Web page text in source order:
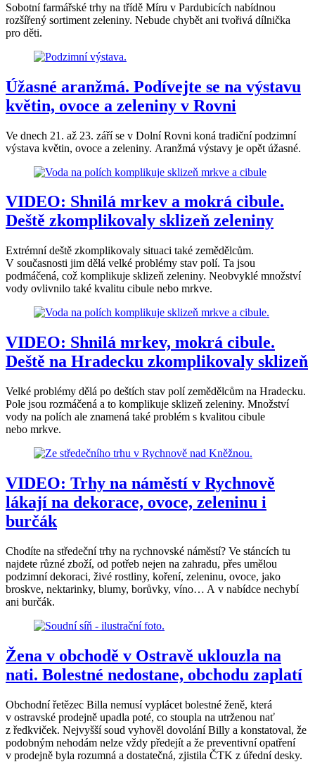
Sobotní farmářské trhy na třídě Míru v Pardubicích nabídnou
rozšířený sortiment zeleniny. Nebude chybět ani tvořivá dílnička
pro děti.
Úžasné aranžmá. Podívejte se na výstavu
květin, ovoce a zeleniny v Rovni
Ve dnech 21. až 23. září se v Dolní Rovni koná tradiční podzimní
výstava květin, ovoce a zeleniny. Aranžmá výstavy je opět úžasné.
VIDEO: Shnilá mrkev a mokrá cibule.
Deště zkomplikovaly sklizeň zeleniny
Extrémní deště zkomplikovaly situaci také zemědělcům.
V současnosti jim dělá velké problémy stav polí. Ta jsou
podmáčená, což komplikuje sklizeň zeleniny. Neobvyklé množství
vody ovlivnilo také kvalitu cibule nebo mrkve.
VIDEO: Shnilá mrkev, mokrá cibule.
Deště na Hradecku zkomplikovaly sklizeň
Velké problémy dělá po deštích stav polí zemědělcům na Hradecku.
Pole jsou rozmáčená a to komplikuje sklizeň zeleniny. Množství
vody na polích ale znamená také problém s kvalitou cibule
nebo mrkve.
VIDEO: Trhy na náměstí v Rychnově
lákají na dekorace, ovoce, zeleninu i
burčák
Chodíte na středeční trhy na rychnovské náměstí? Ve stáncích tu
najdete různé zboží, od potřeb nejen na zahradu, přes umělou
podzimní dekoraci, živé rostliny, koření, zeleninu, ovoce, jako
broskve, nektarinky, blumy, borůvky, víno… A v nabídce nechybí
ani burčák.
Žena v obchodě v Ostravě uklouzla na
nati. Bolestné nedostane, obchodu zaplatí
Obchodní řetězec Billa nemusí vyplácet bolestné ženě, která
v ostravské prodejně upadla poté, co stoupla na utrženou nať
z ředkviček. Nejvyšší soud vyhověl dovolání Billy a konstatoval, že
podobným nehodám nelze vždy předejít a že preventivní opatření
v prodejně byla rozumná a dostatečná, zjistila ČTK z úřední desky.